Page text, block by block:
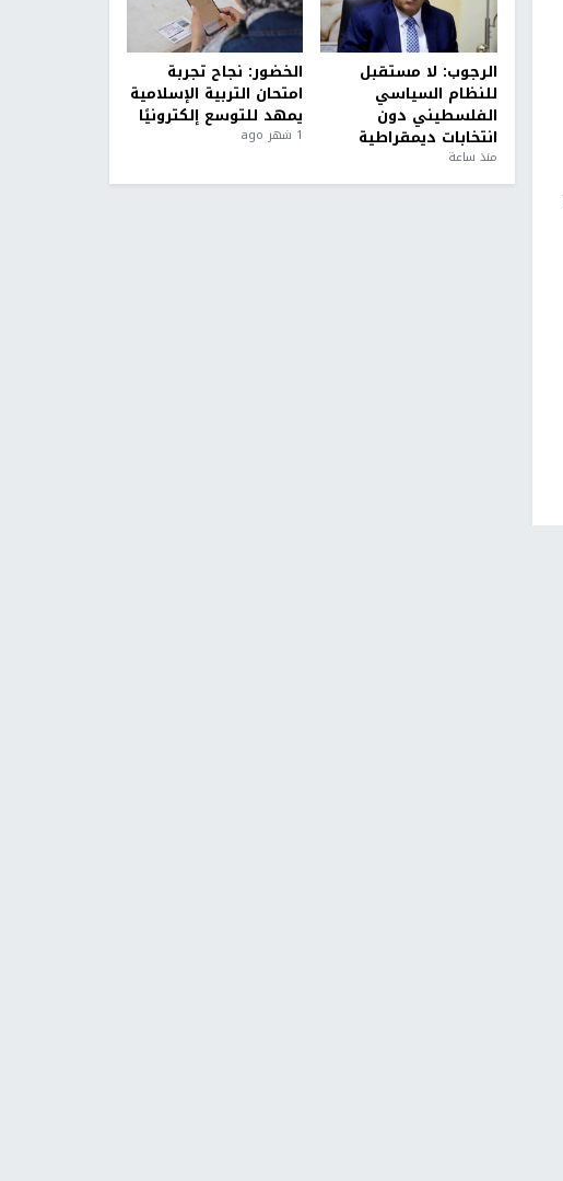
الرجوب: لا مستقبل
للنظام السياسي
الفلسطيني دون
انتخابات ديمقراطية
منذ ساعة
الخضور: نجاح تجربة
امتحان التربية الإسلامية
يمهد للتوسع إلكترونيًا
1 شهر ago